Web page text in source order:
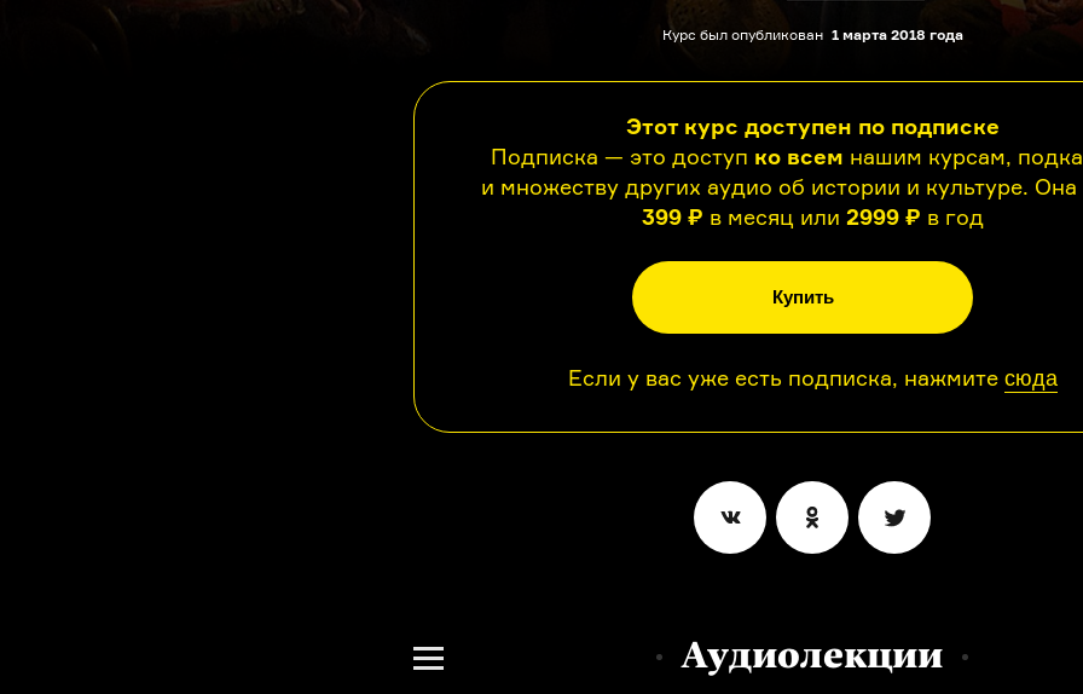
Курс был опубликован 1 марта 2018 года
Этот курс доступен по подписке
Подписка — это доступ ко всем нашим курсам,
и множеству других аудио об истории и культуре. Она
399 ₽ в месяц или 2999 ₽ в год
Купить
Если у вас уже есть подписка, нажмите сюда
Аудиолекции